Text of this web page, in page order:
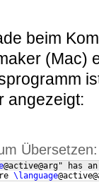
beim
(Mac)
angezeigt:
Übersetzen:
@active@arg" has
\language